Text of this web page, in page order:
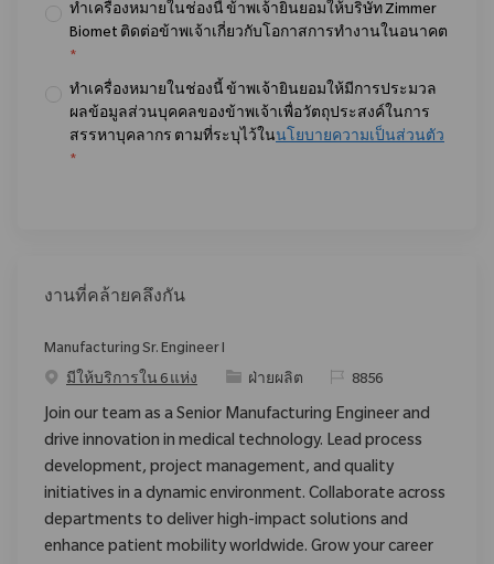
ทำเครื่องหมายในช่องนี้ ข้าพเจ้ายินยอมให้บริษัท Zimmer
Biomet ติดต่อข้าพเจ้าเกี่ยวกับโอกาสการทำงานในอนาคต
*
ทำเครื่องหมายในช่องนี้ ข้าพเจ้ายินยอมให้มีการประมวล
ผลข้อมูลส่วนบุคคลของข้าพเจ้าเพื่อวัตถุประสงค์ในการ
สรรหาบุคลากร ตามที่ระบุไว้ในนโยบายความเป็นส่วนตัว
*
งานที่คล้ายคลึงกัน
Manufacturing Sr. Engineer I
มีให้บริการใน 6 แห่ง
ประเภท
ฝ่ายผลิต ReqId8856
Join our team as a Senior Manufacturing Engineer and
drive innovation in medical technology. Lead process
development, project management, and quality
initiatives in a dynamic environment. Collaborate across
departments to deliver high-impact solutions and
enhance patient mobility worldwide. Grow your career